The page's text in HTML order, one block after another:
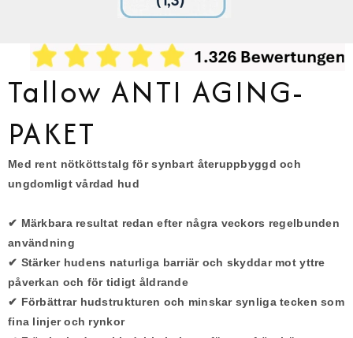
Tallow ANTI AGING-
PAKET
Med rent nötköttstalg för synbart återuppbyggd och
ungdomligt vårdad hud
✔ Märkbara resultat redan efter några veckors regelbunden
användning
✔ Stärker hudens naturliga barriär och skyddar mot yttre
påverkan och för tidigt åldrande
✔ Förbättrar hudstrukturen och minskar synliga tecken som
fina linjer och rynkor